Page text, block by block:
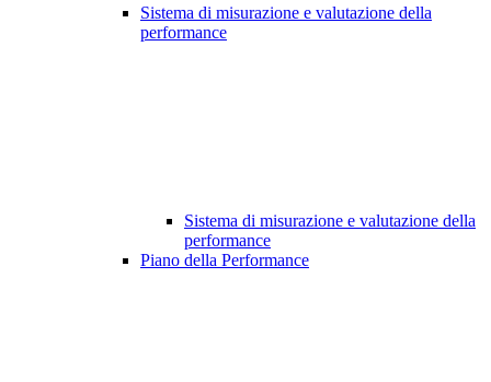
Sistema di misurazione e valutazione della
performance
Sistema di misurazione e valutazione della
performance
Piano della Performance